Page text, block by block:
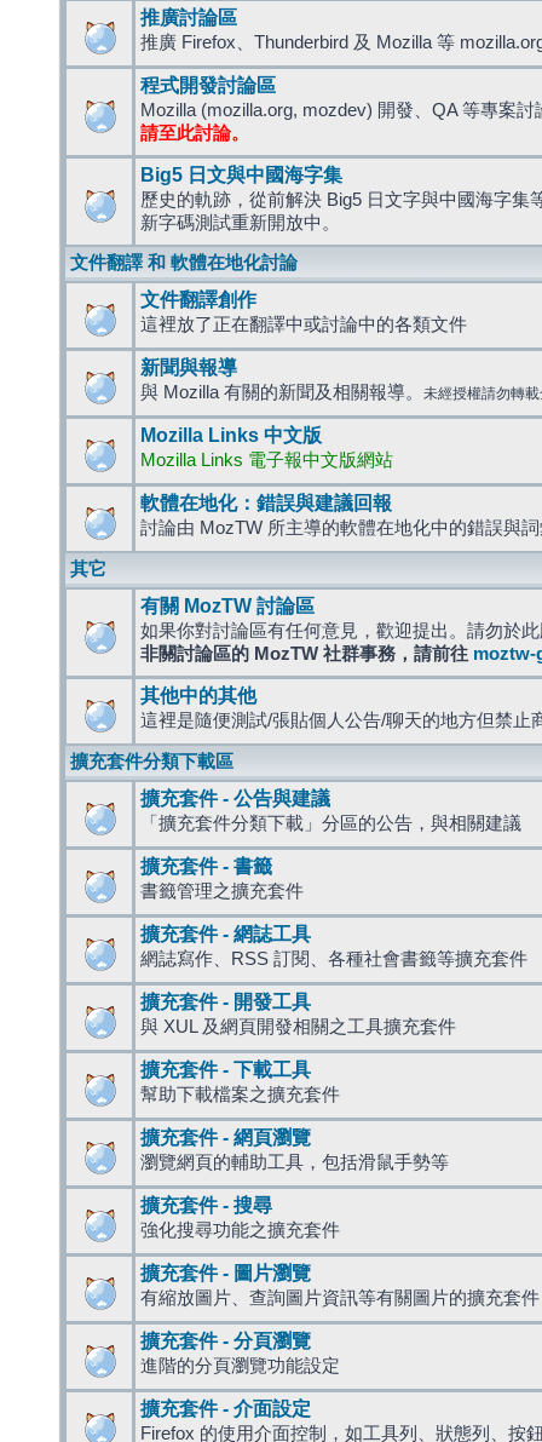
推廣討論區
推廣 Firefox、Thunderbird 及 Mozilla 等
程式開發討論區
Mozilla (mozilla.org, mozdev) 開發、QA 等專案討
請至此討論。
Big5 日文與中國海字集
歷史的軌跡，從前解決 Big5 日文字與中國海字集
新字碼測試重新開放中。
文件翻譯 和 軟體在地化討論
文件翻譯創作
這裡放了正在翻譯中或討論中的各類文件
新聞與報導
與 Mozilla 有關的新聞及相關報導。 未經授權請勿轉
Mozilla Links 中文版
Mozilla Links 電子報中文版網站
軟體在地化：錯誤與建議回報
討論由 MozTW 所主導的軟體在地化中的錯誤與
其它
有關 MozTW 討論區
如果你對討論區有任何意見，歡迎提出。請勿於
非關討論區的 MozTW 社群事務，請前往 moztw-
其他中的其他
這裡是隨便測試/張貼個人公告/聊天的地方但禁止
擴充套件分類下載區
擴充套件 - 公告與建議
「擴充套件分類下載」分區的公告，與相關建議
擴充套件 - 書籤
書籤管理之擴充套件
擴充套件 - 網誌工具
網誌寫作、RSS 訂閱、各種社會書籤等擴充套件
擴充套件 - 開發工具
與 XUL 及網頁開發相關之工具擴充套件
擴充套件 - 下載工具
幫助下載檔案之擴充套件
擴充套件 - 網頁瀏覽
瀏覽網頁的輔助工具，包括滑鼠手勢等
擴充套件 - 搜尋
強化搜尋功能之擴充套件
擴充套件 - 圖片瀏覽
有縮放圖片、查詢圖片資訊等有關圖片的擴充套件
擴充套件 - 分頁瀏覽
進階的分頁瀏覽功能設定
擴充套件 - 介面設定
Firefox 的使用介面控制，如工具列、狀態列、按